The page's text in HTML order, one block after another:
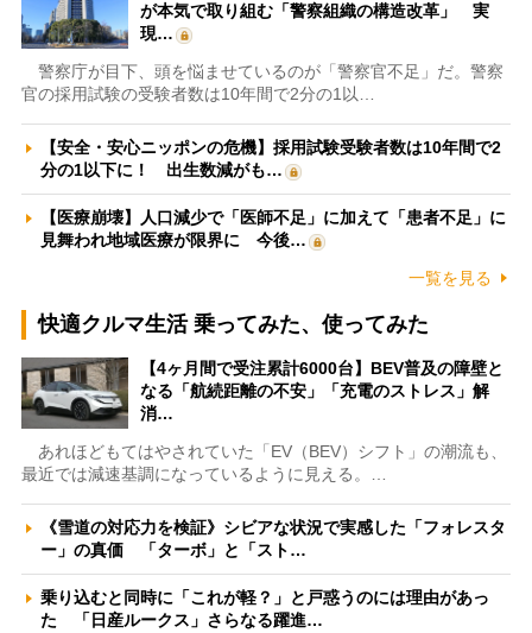
が本気で取り組む「警察組織の構造改革」 実
現…
警察庁が目下、頭を悩ませているのが「警察官不足」だ。警察
官の採用試験の受験者数は10年間で2分の1以…
【安全・安心ニッポンの危機】採用試験受験者数は10年間で2
分の1以下に！ 出生数減がも…
【医療崩壊】人口減少で「医師不足」に加えて「患者不足」に
見舞われ地域医療が限界に 今後…
一覧を見る
快適クルマ生活 乗ってみた、使ってみた
【4ヶ月間で受注累計6000台】BEV普及の障壁と
なる「航続距離の不安」「充電のストレス」解
消…
あれほどもてはやされていた「EV（BEV）シフト」の潮流も、
最近では減速基調になっているように見える。…
《雪道の対応力を検証》シビアな状況で実感した「フォレスタ
ー」の真価 「ターボ」と「スト…
乗り込むと同時に「これが軽？」と戸惑うのには理由があっ
た 「日産ルークス」さらなる躍進…